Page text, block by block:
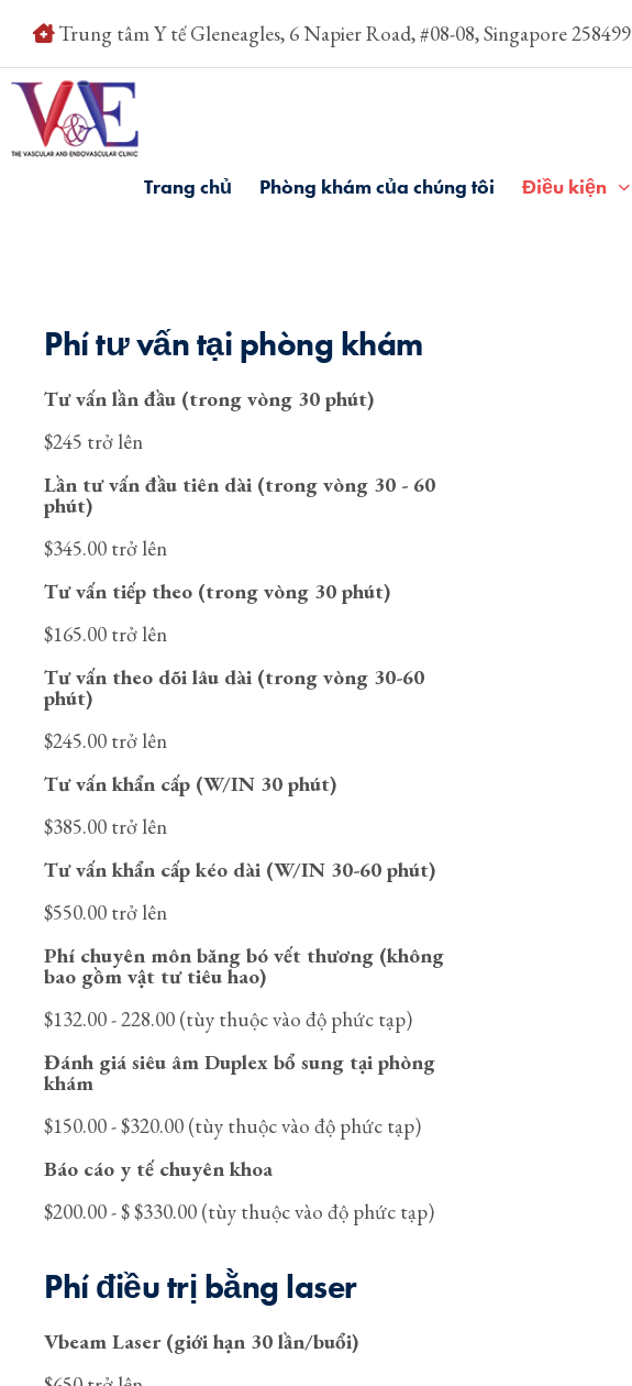
Trung tâm Y tế Gleneagles, 6 Napier Road, #08-08, Singapore 258499
Trang chủ Phòng khám của chúng tôi Điều kiện
Phí tư vấn tại phòng khám
Tư vấn lần đầu (trong vòng 30 phút)
$245 trở lên
Lần tư vấn đầu tiên dài (trong vòng 30 - 60
phút)
$345.00 trở lên
Tư vấn tiếp theo (trong vòng 30 phút)
$165.00 trở lên
Tư vấn theo dõi lâu dài (trong vòng 30-60
phút)
$245.00 trở lên
Tư vấn khẩn cấp (W/IN 30 phút)
$385.00 trở lên
Tư vấn khẩn cấp kéo dài (W/IN 30-60 phút)
$550.00 trở lên
Phí chuyên môn băng bó vết thương (không
bao gồm vật tư tiêu hao)
$132.00 - 228.00 (tùy thuộc vào độ phức tạp)
Đánh giá siêu âm Duplex bổ sung tại phòng
khám
$150.00 - $320.00 (tùy thuộc vào độ phức tạp)
Báo cáo y tế chuyên khoa
$200.00 - $ $330.00 (tùy thuộc vào độ phức tạp)
Phí điều trị bằng laser
Vbeam Laser (giới hạn 30 lần/buổi)